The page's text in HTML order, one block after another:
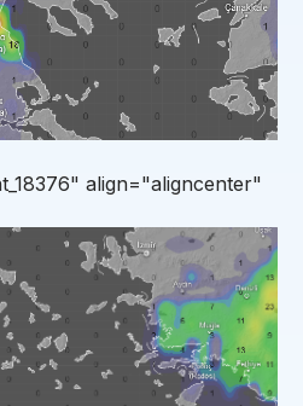
align="aligncenter"